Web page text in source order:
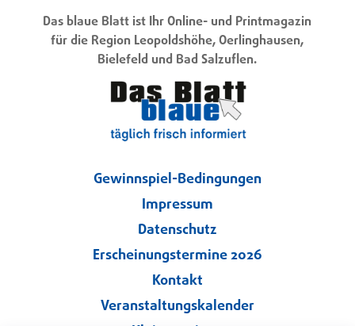
Das blaue Blatt ist Ihr Online- und Printmagazin
für die Region Leopoldshöhe, Oerlinghausen,
Bielefeld und Bad Salzuflen.
Gewinnspiel-Bedingungen
Impressum
Datenschutz
Erscheinungstermine 2026
Kontakt
Veranstaltungskalender